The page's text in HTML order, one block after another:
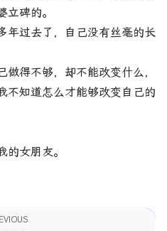
碑的。
年过去了，自己没有丝毫的长
得不够，却不能改变什么，
不知道怎么才能够改变自己的
女朋友。